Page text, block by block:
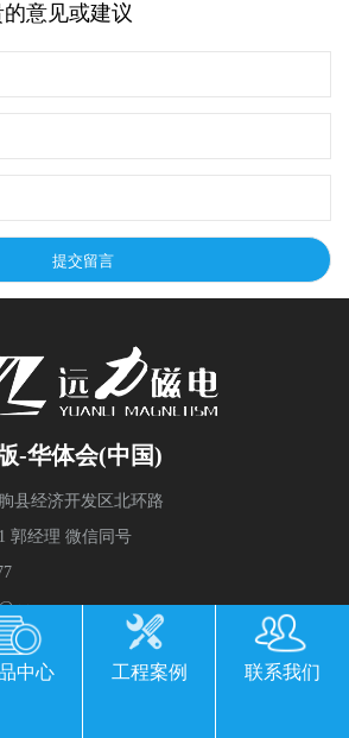
意见或建议
-华体会(中国)
县经济开发区北环路
郭经理 微信同号
中心 工程案例 联系我们